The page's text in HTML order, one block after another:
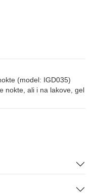
(model: IGD035)
nokte, ali i na lakove, gel